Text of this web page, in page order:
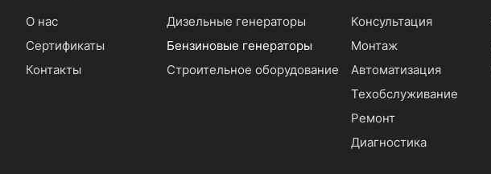
О нас
Сертификаты
Контакты
Дизельные генераторы
Бензиновые генераторы
Строительное оборудование
Консультация
Монтаж
Автоматизация
Техобслуживание
Ремонт
Диагностика